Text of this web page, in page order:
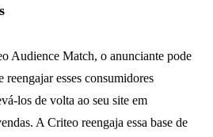
Audience Match, o anunciante pode
esses consumidores
los de volta ao seu site em
A Criteo reengaja essa base de